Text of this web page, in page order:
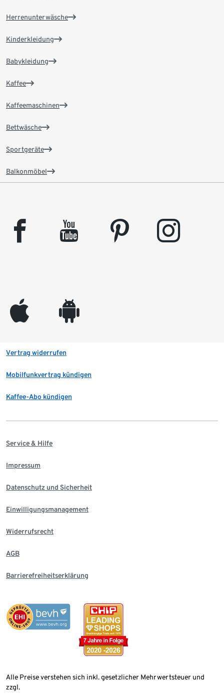
Herrenunterwäsche
Kinderkleidung
Babykleidung
Kaffee
Kaffeemaschinen
Bettwäsche
Sportgeräte
Balkonmöbel
facebook youtube pinterest instagram
appleinc android
Vertrag widerrufen
Mobilfunkvertrag kündigen
Kaffee-Abo kündigen
Service & Hilfe
Impressum
Datenschutz und Sicherheit
Einwilligungsmanagement
Widerrufsrecht
AGB
Barrierefreiheitserklärung
Alle Preise verstehen sich inkl. gesetzlicher Mehrwertsteuer und
zzgl.